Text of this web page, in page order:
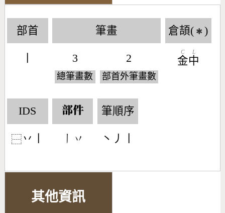
部首 筆畫
3
總筆畫數
2
部首外筆畫數
倉頡( ✱ )
金
C
中
L
IDS
⿱丷丨
部件
󶀂󶁅
筆順序
丶丿丨
其他資訊